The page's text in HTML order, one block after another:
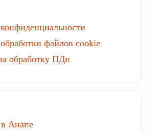
файлов cookie
обработку ПДн
Анапе